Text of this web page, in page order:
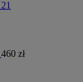
460 zł